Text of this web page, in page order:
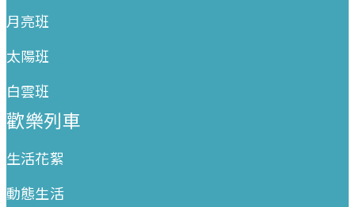
月亮班
太陽班
白雲班
歡樂列車
生活花絮
動態生活